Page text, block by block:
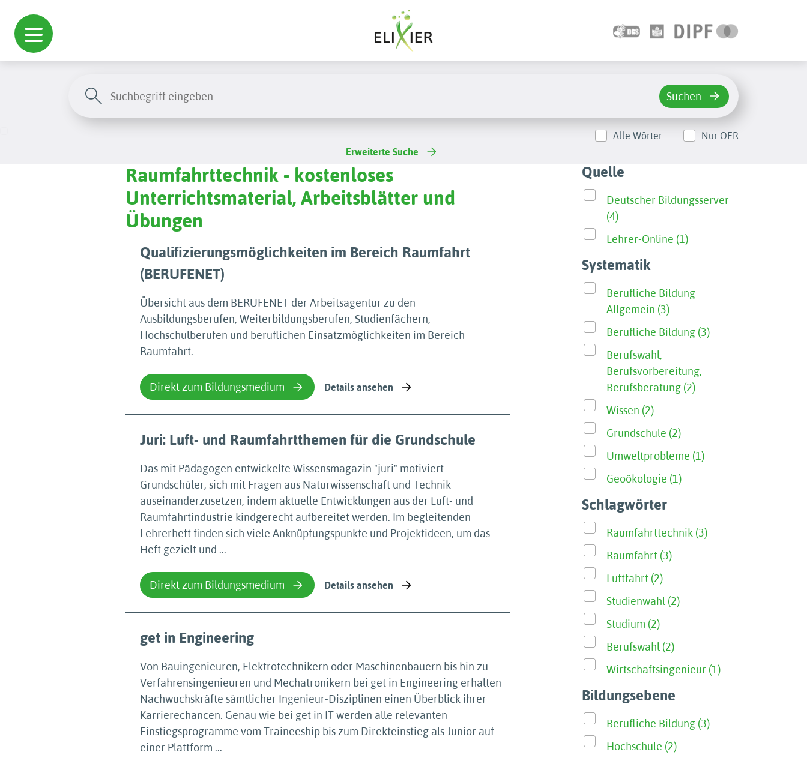
Suchen
Alle Wörter
Nur OER
Erweiterte Suche
Raumfahrttechnik - kostenloses
Unterrichtsmaterial, Arbeitsblätter und
Übungen
Qualifizierungsmöglichkeiten im Bereich Raumfahrt
(BERUFENET)
Übersicht aus dem BERUFENET der Arbeitsagentur zu den
Ausbildungsberufen, Weiterbildungsberufen, Studienfächern,
Hochschulberufen und beruflichen Einsatzmöglichkeiten im Bereich
Raumfahrt.
Direkt zum Bildungsmedium Details ansehen
Juri: Luft- und Raumfahrtthemen für die Grundschule
Das mit Pädagogen entwickelte Wissensmagazin "juri" motiviert
Grundschüler, sich mit Fragen aus Naturwissenschaft und Technik
auseinanderzusetzen, indem aktuelle Entwicklungen aus der Luft- und
Raumfahrtindustrie kindgerecht aufbereitet werden. Im begleitenden
Lehrerheft finden sich viele Anknüpfungspunkte und Projektideen, um das
Heft gezielt und ...
Direkt zum Bildungsmedium Details ansehen
get in Engineering
Von Bauingenieuren, Elektrotechnikern oder Maschinenbauern bis hin zu
Verfahrensingenieuren und Mechatronikern bei get in Engineering erhalten
Nachwuchskräfte sämtlicher Ingenieur-Disziplinen einen Überblick ihrer
Karrierechancen. Genau wie bei get in IT werden alle relevanten
Einstiegsprogramme vom Traineeship bis zum Direkteinstieg als Junior auf
einer Plattform ...
Quelle
Deutscher Bildungsserver
(4)
Lehrer-Online (1)
Systematik
Berufliche Bildung
Allgemein (3)
Berufliche Bildung (3)
Berufswahl,
Berufsvorbereitung,
Berufsberatung (2)
Wissen (2)
Grundschule (2)
Umweltprobleme (1)
Geoökologie (1)
Schlagwörter
Raumfahrttechnik (3)
Raumfahrt (3)
Luftfahrt (2)
Studienwahl (2)
Studium (2)
Berufswahl (2)
Wirtschaftsingenieur (1)
Bildungsebene
Berufliche Bildung (3)
Hochschule (2)